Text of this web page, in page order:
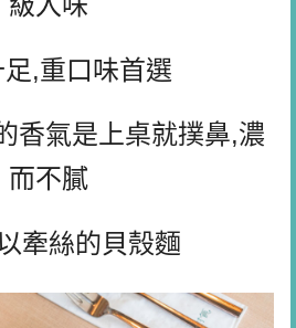
,重口味首選
香氣是上桌就撲鼻,濃
而不膩
牽絲的貝殼麵